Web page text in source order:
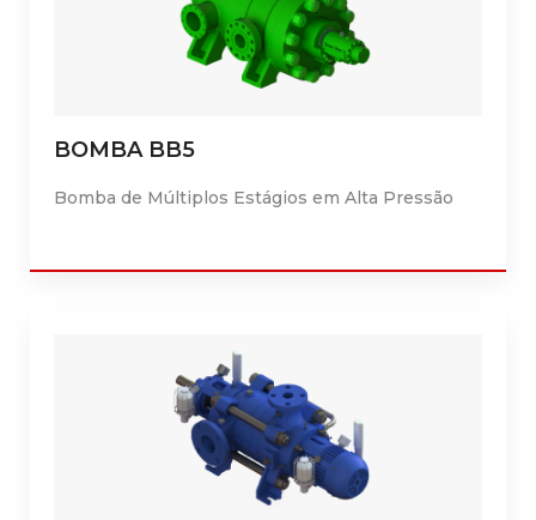
BOMBA BB5
Bomba de Múltiplos Estágios em Alta Pressão